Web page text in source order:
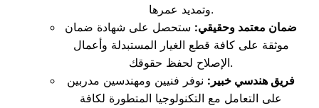
وتمديد عمرها.
ضمان معتمد وحقيقي: ستحصل على شهادة ضمان
موثقة على كافة قطع الغيار المستبدلة وأعمال
الإصلاح لحفظ حقوقك.
فريق هندسي خبير: نوفر فنيين ومهندسين مدربين
على التعامل مع التكنولوجيا المتطورة لكافة